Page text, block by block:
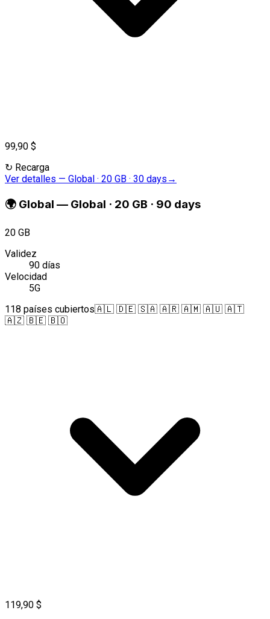
99,90 $
↻ Recarga
Ver detalles — Global · 20 GB · 30 days →
🌍 Global — Global · 20 GB · 90 days
20 GB
Validez
90 días
Velocidad
5G
118 países cubiertos🇦🇱 🇩🇪 🇸🇦 🇦🇷 🇦🇲 🇦🇺 🇦🇹
🇦🇿 🇧🇪 🇧🇴
119,90 $